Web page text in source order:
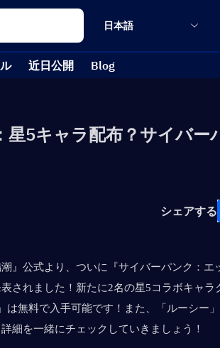
日本語
近日公開 Blog
星5キャラ配布？サイバー
シェアする
』公式より、ついに『サイバーパンク：エ
されました！新たに2名の星5コラボキャラ
は無料で入手可能です！また、「ルーシー
細を一緒にチェックしていきましょう！